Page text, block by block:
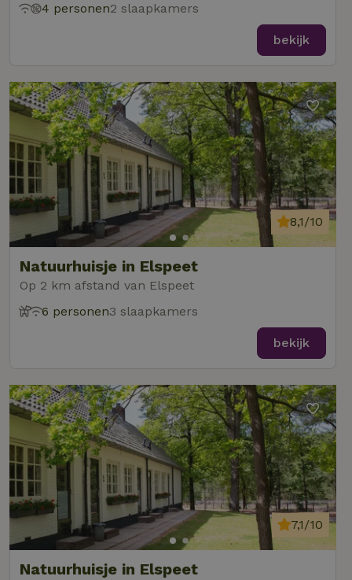
4 personen2 slaapkamers
bekijk
Natuurhuisje in Elspeet
Op 2 km afstand van Elspeet
8,1/10
6 personen3 slaapkamers
bekijk
Natuurhuisje in Elspeet
7,1/10